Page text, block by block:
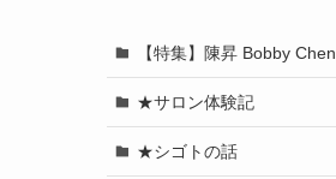
【特集】陳昇 Bobby Chen
★サロン体験記
★シゴトの話